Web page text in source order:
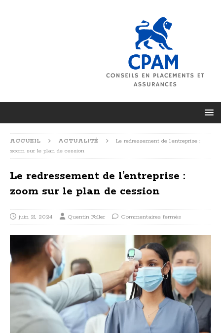
ACCUEIL ACTUALITÉ
Le redressement de l’entreprise :
zoom sur le plan de cession
Le redressement de l’entreprise :
zoom sur le plan de cession
juin 21, 2024 Quentin Foller Commentaires fermés